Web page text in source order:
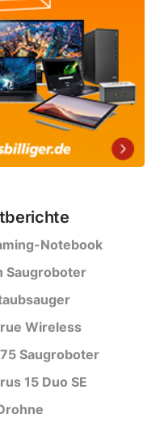
Notebook
Saugroboter
Wireless
Saugroboter
15 Duo SE